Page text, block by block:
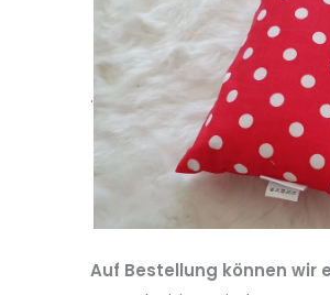
.
Auf Bestellung können wir